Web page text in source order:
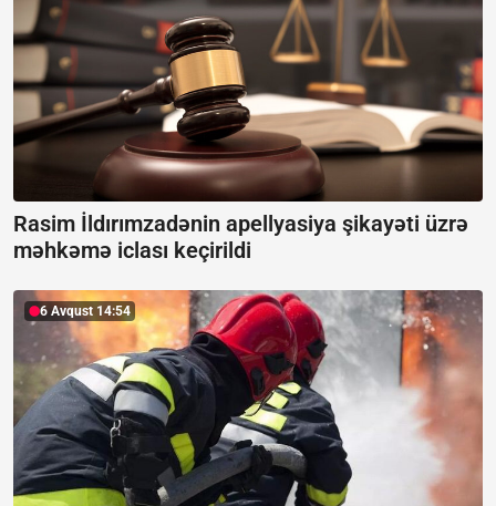
Rasim İldırımzadənin apellyasiya şikayəti üzrə
məhkəmə iclası keçirildi
6 Avqust 14:54